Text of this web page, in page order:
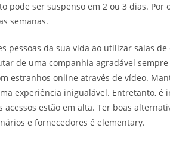
pode ser suspenso em 2 ou 3 dias.
semanas.
pessoas da sua vida ao utilizar salas
de uma companhia agradável
estranhos online através de vídeo.
experiência inigualável. Entretanto, é
estão em alta. Ter boas
e fornecedores é elementary.